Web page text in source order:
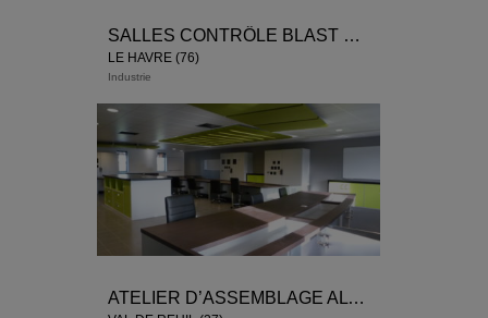
SALLES CONTRÔLE BLAST PROOF
LE HAVRE (76)
Industrie
ATELIER D’ASSEMBLAGE ALTIX